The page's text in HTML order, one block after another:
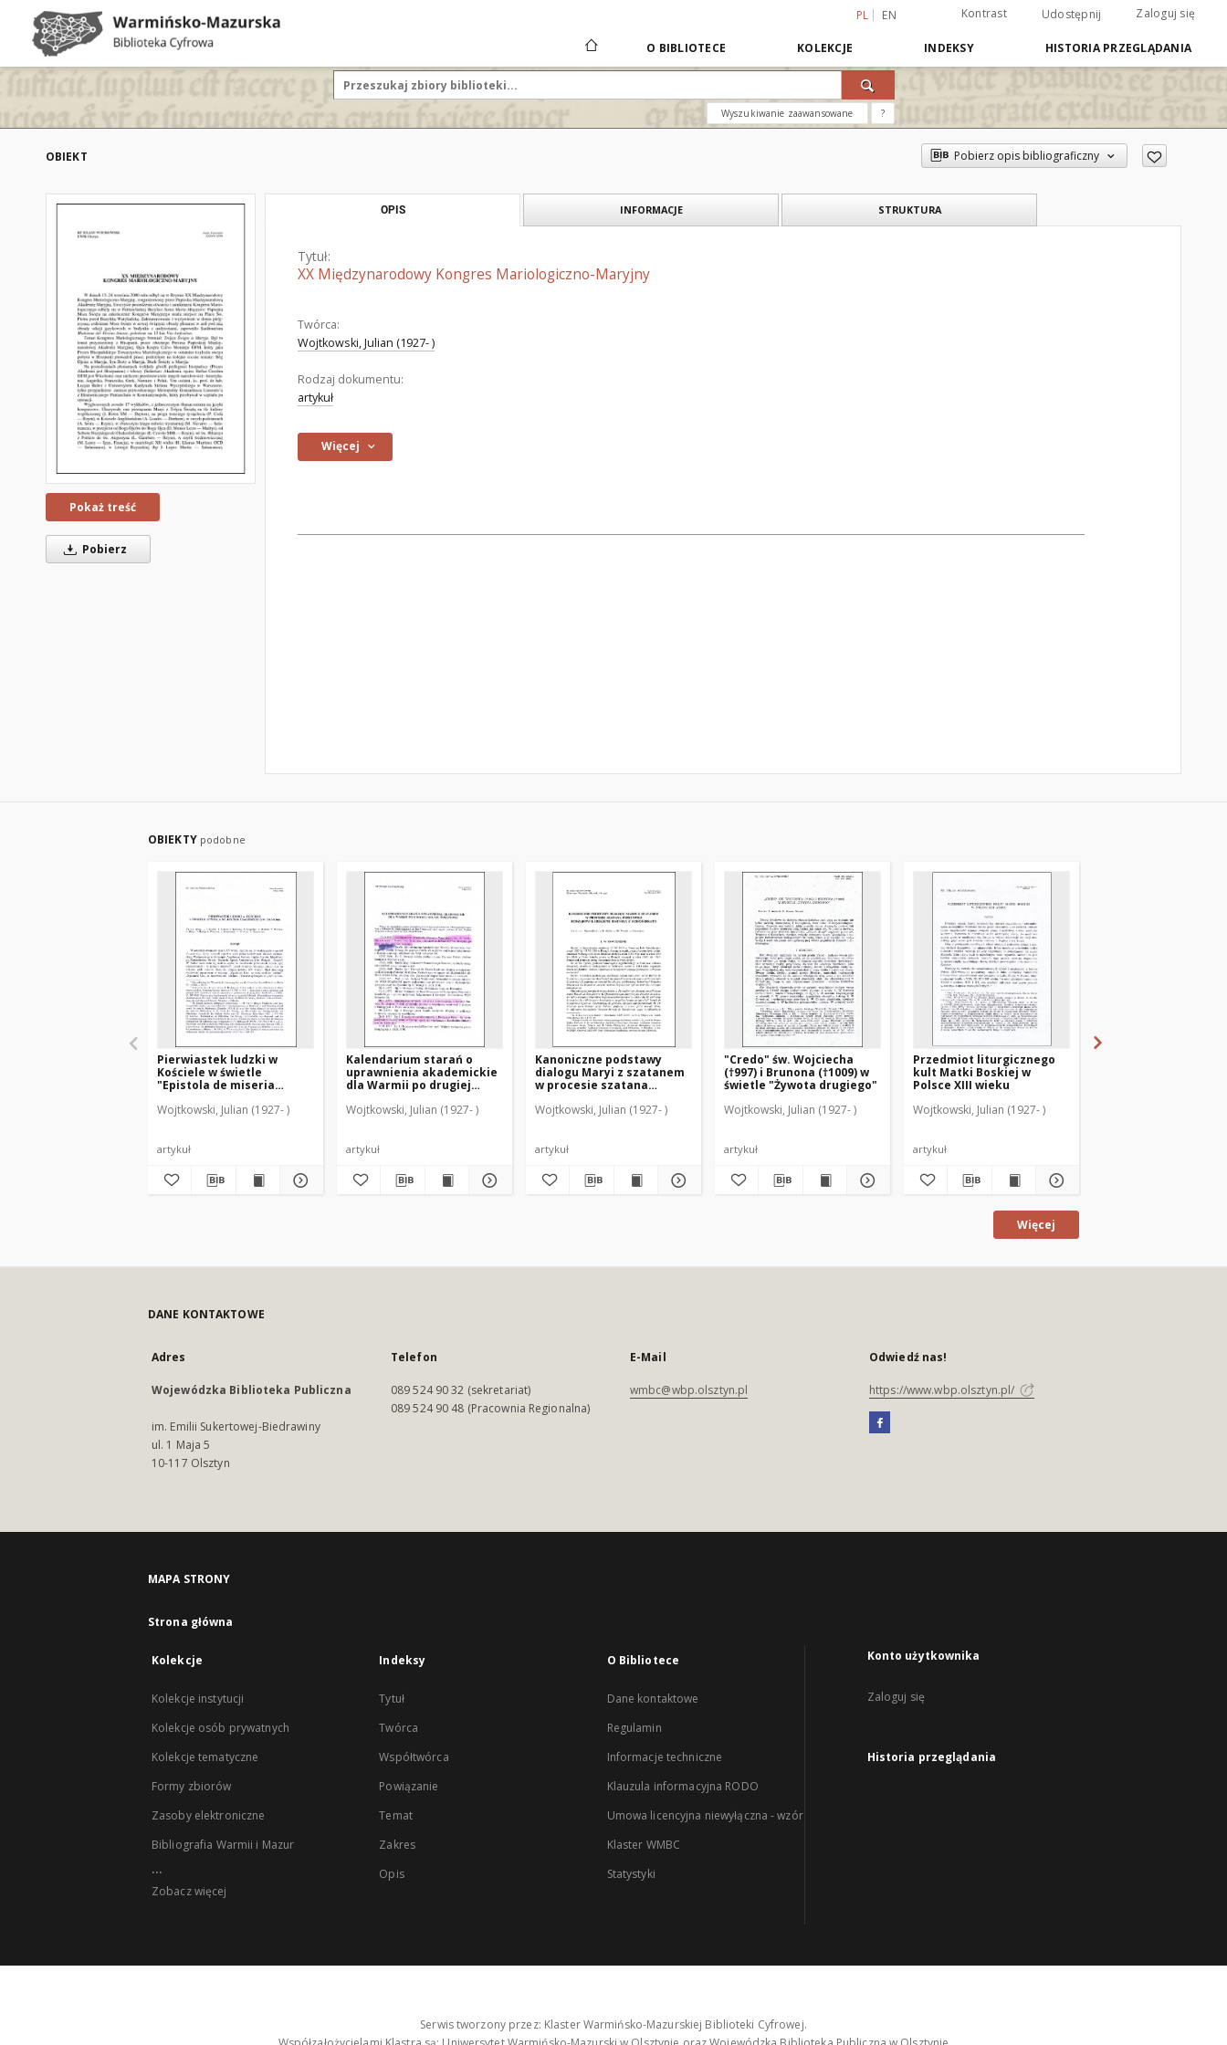
PL EN Kontrast Udostępnij Zaloguj się
O BIBLIOTECE KOLEKCJE INDEKSY HISTORIA PRZEGLĄDANIA
Wyszukiwanie zaawansowane ?
OBIEKT Pobierz opis bibliograficzny
Pokaż treść
Pobierz
OPIS INFORMACJE STRUKTURA
Tytuł:
XX Międzynarodowy Kongres Mariologiczno-Maryjny
Twórca:
Wojtkowski, Julian (1927- )
Rodzaj dokumentu:
artykuł
Więcej
OBIEKTY podobne
Pierwiastek ludzki w
Kościele w świetle
"Epistola de miseria
Wojtkowski, Julian (1927- )
artykuł
Kalendarium starań o
uprawnienia akademickie
dla Warmii po drugiej
Wojtkowski, Julian (1927- )
artykuł
Kanoniczne podstawy
dialogu Maryi z szatanem
w procesie szatana
ludzkiemu Bartola z
Wojtkowski, Julian (1927- )
artykuł
"Credo" św. Wojciecha
(†997) i Brunona (†1009) w
świetle "Żywota drugiego"
Wojtkowski, Julian (1927- )
artykuł
Przedmiot liturgicznego
kult Matki Boskiej w
Polsce XIII wieku
Wojtkowski, Julian (1927- )
artykuł
Więcej
DANE KONTAKTOWE
Adres
Wojewódzka Biblioteka Publiczna
im. Emilii Sukertowej-Biedrawiny
ul. 1 Maja 5
10-117 Olsztyn
Telefon
089 524 90 32 (sekretariat)
089 524 90 48 (Pracownia Regionalna)
E-Mail
wmbc@wbp.olsztyn.pl
Odwiedź nas!
https://www.wbp.olsztyn.pl/
MAPA STRONY
Strona główna
Kolekcje
Kolekcje instytucji
Kolekcje osób prywatnych
Kolekcje tematyczne
Formy zbiorów
Zasoby elektroniczne
Bibliografia Warmii i Mazur
...
Zobacz więcej
Indeksy
Tytuł
Twórca
Współtwórca
Powiązanie
Temat
Zakres
Opis
O Bibliotece
Dane kontaktowe
Regulamin
Informacje techniczne
Klauzula informacyjna RODO
Umowa licencyjna niewyłączna - wzór
Klaster WMBC
Statystyki
Konto użytkownika
Zaloguj się
Historia przeglądania
Serwis tworzony przez: Klaster Warmińsko-Mazurskiej Biblioteki Cyfrowej.